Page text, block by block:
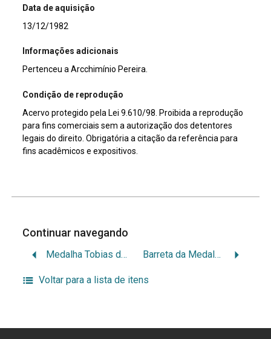
Data de aquisição
13/12/1982
Informações adicionais
Pertenceu a Arcchimínio Pereira.
Condição de reprodução
Acervo protegido pela Lei 9.610/98. Proibida a reprodução
para fins comerciais sem a autorização dos detentores
legais do direito. Obrigatória a citação da referência para
fins acadêmicos e expositivos.
Continuar navegando
Medalha Tobias de Aguiar Barreta da Medalha Star
Voltar para a lista de itens